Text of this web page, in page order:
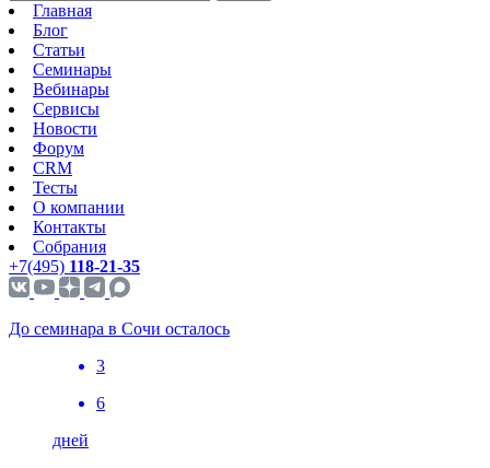
Главная
Блог
Статьи
Семинары
Вебинары
Сервисы
Новости
Форум
CRM
Тесты
О компании
Контакты
Собрания
+7(495) 118-21-35
До семинара в Сочи осталось
3
6
дней